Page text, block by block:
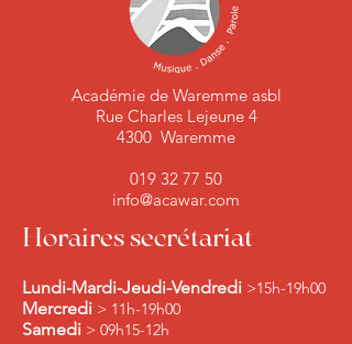
Académie de Waremme asbl
Rue Charles Lejeune 4
4300 Waremme
019 32 77 50
info@acawar.com
Horaires secrétariat
Lundi-Mardi-Jeudi-Vendredi >15h-19h00
Mercredi > 11h-19h00
Samedi > 09h15-12h